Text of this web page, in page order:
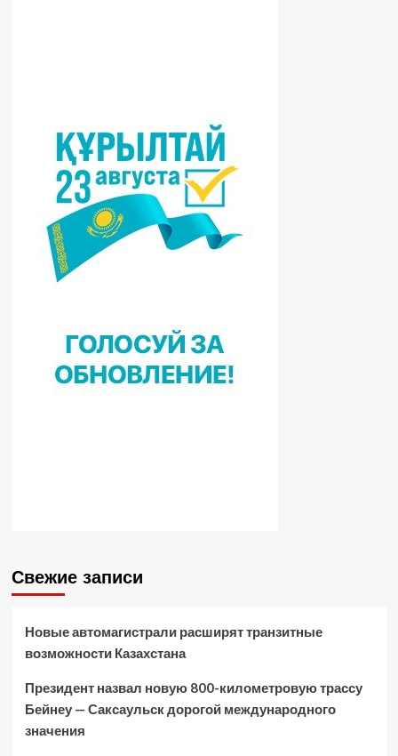
Свежие записи
Новые автомагистрали расширят транзитные
возможности Казахстана
Президент назвал новую 800-километровую трассу
Бейнеу — Саксаульск дорогой международного
значения